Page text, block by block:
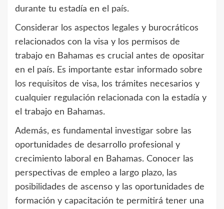
durante tu estadía en el país.
Considerar los aspectos legales y burocráticos
relacionados con la visa y los permisos de
trabajo en Bahamas es crucial antes de opositar
en el país. Es importante estar informado sobre
los requisitos de visa, los trámites necesarios y
cualquier regulación relacionada con la estadía y
el trabajo en Bahamas.
Además, es fundamental investigar sobre las
oportunidades de desarrollo profesional y
crecimiento laboral en Bahamas. Conocer las
perspectivas de empleo a largo plazo, las
posibilidades de ascenso y las oportunidades de
formación y capacitación te permitirá tener una